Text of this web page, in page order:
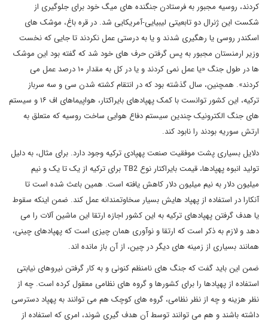
کردند، روسیه مجبور به فرستادن جنگنده های میگ خود برای جلوگیری از
شکست این ژنرال دو تابعیتی لیبیایی-آمریکایی شد. در قره باغ، موشک های
اسکندر روسی یا رهگیری شدند و یا به درستی عمل نکردند تا جایی که نخست
وزیر ارمنستان مجبور به پس گرفتن حرف های خود شد که گفته بود این موشک
ها در طول جنگ «یا عمل نمی کردند و یا در کل به مقدار ۱۰ درصد عمل می
کردند». همچنین، سال گذشته بود که در انتقام کشته شدن سی و سه سرباز
ترکیه، این کشور توانست با کمک پهپادهای بایراکتار، هواپیماهای اف ۱۶ و سیستم
های جنگ الکترونیک چندین سیستم دفاع هوایی ساخت روسیه که متعلق به
ارتش سوریه بودند را نابود کند.
دلایل بسیاری پشت موفقیت صنعت پهپادی ترکیه وجود دارد. برای مثال، به دلیل
تولید انبوه پهپادها، قیمت بایراکتار نوع TB2 برای ترکیه از یک تا یک و نیم
میلیون دلار به نیم میلیون دلار کاهش یافته است. همین باعث شده است تا
آنکارا در استفاده از پهپاد هایش بسیار سخاوتمندانه عمل کند. ضمن اینکه سقوط
یا هدف گرفتن پهپادهای ترکیه به این کشور اجازه ارتقا این ماشین آلات را می
دهد و لازم به ذکر است که ارتقا و نوآوری همان چیزی است که پهپادهای چینی،
همانند بسیاری از زمینه های دیگر در چین، از آن باز مانده اند.
ضمن این باید گفت که جنگ های نامنظم کنونی و به کار گرفتن نیروهای نیابتی
استفاده از پهپادها را برای کشورها و گروه های نظامی معقول کرده است. چه از
نظر هزینه و چه از نظر نظامی، گروه های کوچک هم می توانند به پهپاد دسترسی
داشته باشند و هم می توانند توسط آن هدف گیری شوند، امری که استفاده از